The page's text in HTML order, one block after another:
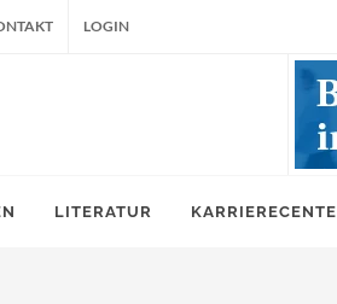
LOGIN
LITERATUR